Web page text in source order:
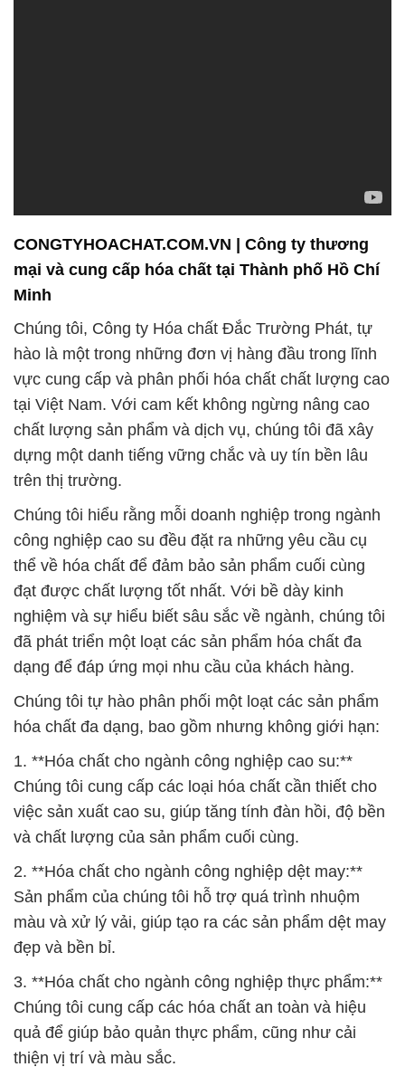
Chúng tôi, Công ty Hóa chất Đắc Trường Phát, tự
hào là một trong những đơn vị hàng đầu trong lĩnh
vực cung cấp và phân phối hóa chất chất lượng cao
tại Việt Nam. Với cam kết không ngừng nâng cao
chất lượng sản phẩm và dịch vụ, chúng tôi đã xây
dựng một danh tiếng vững chắc và uy tín bền lâu
trên thị trường.
Chúng tôi hiểu rằng mỗi doanh nghiệp trong ngành
công nghiệp cao su đều đặt ra những yêu cầu cụ
thể về hóa chất để đảm bảo sản phẩm cuối cùng
đạt được chất lượng tốt nhất. Với bề dày kinh
nghiệm và sự hiểu biết sâu sắc về ngành, chúng tôi
đã phát triển một loạt các sản phẩm hóa chất đa
dạng để đáp ứng mọi nhu cầu của khách hàng.
Chúng tôi tự hào phân phối một loạt các sản phẩm
hóa chất đa dạng, bao gồm nhưng không giới hạn:
1. **Hóa chất cho ngành công nghiệp cao su:**
Chúng tôi cung cấp các loại hóa chất cần thiết cho
việc sản xuất cao su, giúp tăng tính đàn hồi, độ bền
và chất lượng của sản phẩm cuối cùng.
2. **Hóa chất cho ngành công nghiệp dệt may:**
Sản phẩm của chúng tôi hỗ trợ quá trình nhuộm
màu và xử lý vải, giúp tạo ra các sản phẩm dệt may
đẹp và bền bỉ.
3. **Hóa chất cho ngành công nghiệp thực phẩm:**
Chúng tôi cung cấp các hóa chất an toàn và hiệu
quả để giúp bảo quản thực phẩm, cũng như cải
thiện vị trí và màu sắc.
4. **Hóa chất cho ngành công nghiệp chế biến
nước:** Chúng tôi cung cấp các hóa chất cần thiết
cho việc xử lý nước, giúp cải thiện chất lượng nước
và bảo vệ môi trường.